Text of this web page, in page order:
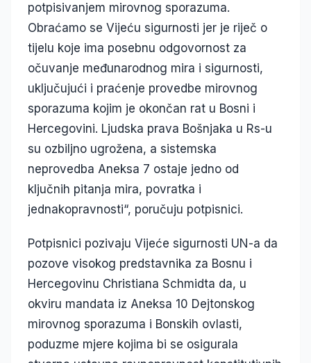
potpisivanjem mirovnog sporazuma.
Obraćamo se Vijeću sigurnosti jer je riječ o
tijelu koje ima posebnu odgovornost za
očuvanje međunarodnog mira i sigurnosti,
uključujući i praćenje provedbe mirovnog
sporazuma kojim je okončan rat u Bosni i
Hercegovini. Ljudska prava Bošnjaka u Rs-u
su ozbiljno ugrožena, a sistemska
neprovedba Aneksa 7 ostaje jedno od
ključnih pitanja mira, povratka i
jednakopravnosti“, poručuju potpisnici.
Potpisnici pozivaju Vijeće sigurnosti UN-a da
pozove visokog predstavnika za Bosnu i
Hercegovinu Christiana Schmidta da, u
okviru mandata iz Aneksa 10 Dejtonskog
mirovnog sporazuma i Bonskih ovlasti,
poduzme mjere kojima bi se osigurala